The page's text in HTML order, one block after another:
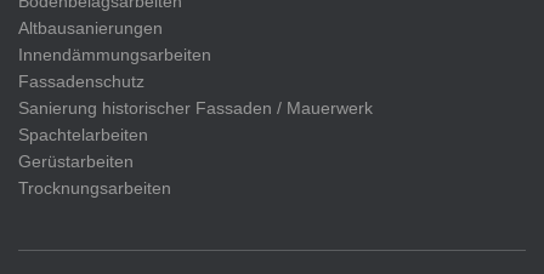
Altbausanierungen
Innendämmungsarbeiten
Fassadenschutz
Sanierung historischer Fassaden / Mauerwerk
Spachtelarbeiten
Gerüstarbeiten
Trocknungsarbeiten